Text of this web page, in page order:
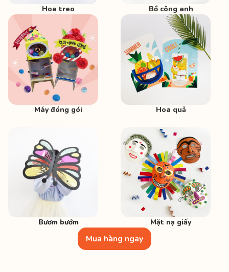
Hoa treo Bồ công anh
Máy đóng gói Hoa quả
Bươm bướm Mặt nạ giấy
Mua hàng ngay